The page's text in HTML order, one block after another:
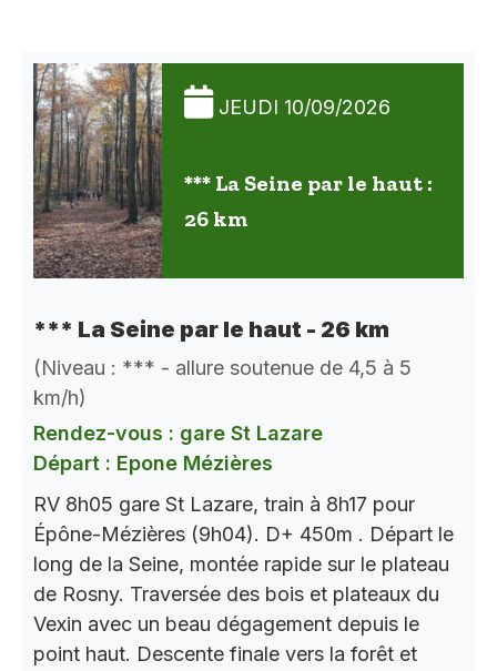
JEUDI 10/09/2026
*** La Seine par le haut :
26 km
*** La Seine par le haut - 26 km
(Niveau : *** - allure soutenue de 4,5 à 5
km/h)
Rendez-vous : gare St Lazare
Départ : Epone Mézières
RV 8h05 gare St Lazare, train à 8h17 pour
Épône-Mézières (9h04). D+ 450m . Départ le
long de la Seine, montée rapide sur le plateau
de Rosny. Traversée des bois et plateaux du
Vexin avec un beau dégagement depuis le
point haut. Descente finale vers la forêt et